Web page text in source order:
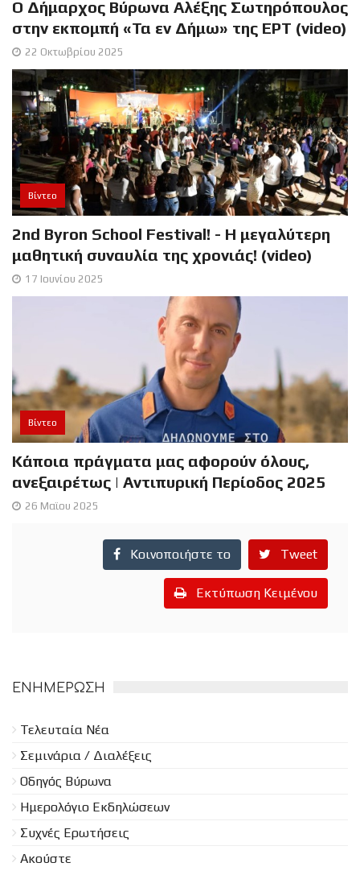
Ο Δήμαρχος Βύρωνα Αλέξης Σωτηρόπουλος
στην εκπομπή «Τα εν Δήμω» της ΕΡΤ (video)
22 Οκτωβρίου 2025
Βίντεο
2nd Byron School Festival! - Η μεγαλύτερη
μαθητική συναυλία της χρονιάς! (video)
17 Ιουνίου 2025
Βίντεο
Κάποια πράγματα μας αφορούν όλους,
ανεξαιρέτως | Αντιπυρική Περίοδος 2025
26 Μαϊου 2025
Κοινοποιήστε το Tweet
Εκτύπωση Κειμένου
ΕΝΗΜΈΡΩΣΗ
Τελευταία Νέα
Σεμινάρια / Διαλέξεις
Οδηγός Βύρωνα
Ημερολόγιο Εκδηλώσεων
Συχνές Ερωτήσεις
Ακούστε